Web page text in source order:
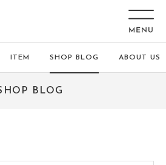
ITEM SHOP BLOG ABOUT US
BLOG